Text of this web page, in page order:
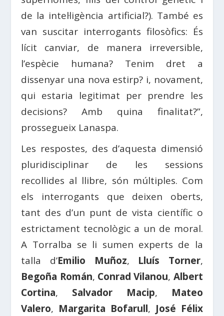
de la intel·ligència artificial?). També es
van suscitar interrogants filosòfics: És
lícit canviar, de manera irreversible,
l’espècie humana? Tenim dret a
dissenyar una nova estirp? i, novament,
qui estaria legitimat per prendre les
decisions? Amb quina finalitat?”,
prossegueix Lanaspa.
Les respostes, des d’aquesta dimensió
pluridisciplinar de les sessions
recollides al llibre, són múltiples. Com
els interrogants que deixen oberts,
tant des d’un punt de vista científic o
estrictament tecnològic a un de moral.
A Torralba se li sumen experts de la
talla d’Emilio Muñoz, Lluís Torner,
Begoña Román, Conrad Vilanou, Albert
Cortina, Salvador Macip, Mateo
Valero, Margarita Bofarull, José Félix